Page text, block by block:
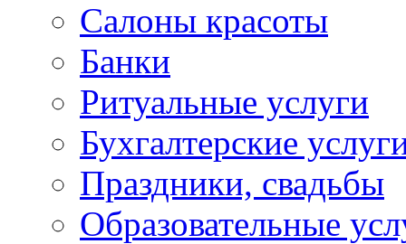
Салоны красоты
Банки
Ритуальные услуги
Бухгалтерские
Праздники, свадьбы
Образовательные